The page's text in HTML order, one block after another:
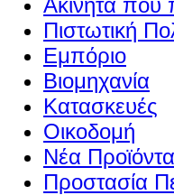
Ακίνητα
Πιστωτική
Εμπόριο
Βιομηχανία
Κατασκευές
Οικοδομή
Νέα Προϊόντα
Προστασία